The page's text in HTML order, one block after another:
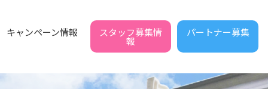
キャンペーン情報 スタッフ募集情
報
パートナー募集